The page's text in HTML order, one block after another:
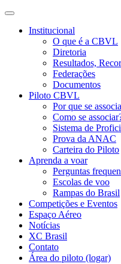
Institucional
O que é a CBVL
Diretoria
Resultados,
Federações
Documentos
Piloto CBVL
Por que se
Como se
Sistema de
Prova da ANAC
Carteira do Piloto
Aprenda a voar
Perguntas
Escolas de voo
Rampas do Brasil
Competições e Eventos
Espaço Aéreo
Notícias
XC Brasil
Contato
Área do piloto (logar)